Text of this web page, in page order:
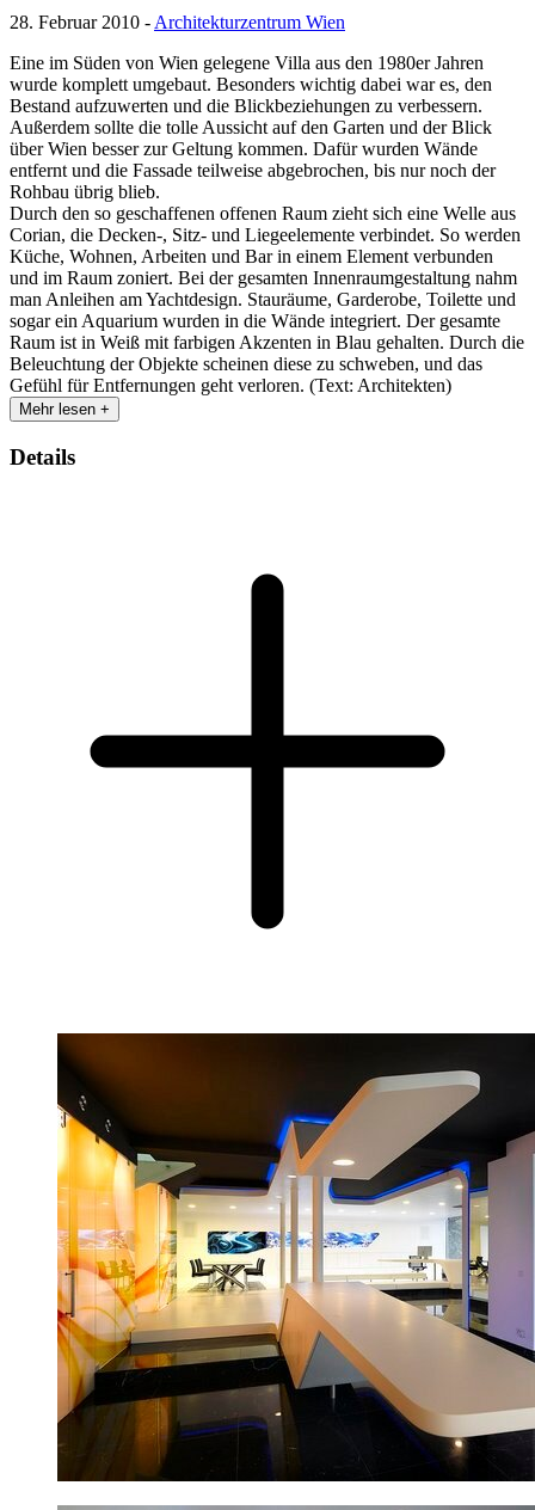
28. Februar 2010 -Architekturzentrum Wien
Eine im Süden von Wien gelegene Villa aus den 1980er Jahren
wurde komplett umgebaut. Besonders wichtig dabei war es, den
Bestand aufzuwerten und die Blickbeziehungen zu verbessern.
Außerdem sollte die tolle Aussicht auf den Garten und der Blick
über Wien besser zur Geltung kommen. Dafür wurden Wände
entfernt und die Fassade teilweise abgebrochen, bis nur noch der
Rohbau übrig blieb.
Durch den so geschaffenen offenen Raum zieht sich eine Welle aus
Corian, die Decken-, Sitz- und Liegeelemente verbindet. So werden
Küche, Wohnen, Arbeiten und Bar in einem Element verbunden
und im Raum zoniert. Bei der gesamten Innenraumgestaltung nahm
man Anleihen am Yachtdesign. Stauräume, Garderobe, Toilette und
sogar ein Aquarium wurden in die Wände integriert. Der gesamte
Raum ist in Weiß mit farbigen Akzenten in Blau gehalten. Durch die
Beleuchtung der Objekte scheinen diese zu schweben, und das
Gefühl für Entfernungen geht verloren. (Text: Architekten)
Mehr lesen +
Details